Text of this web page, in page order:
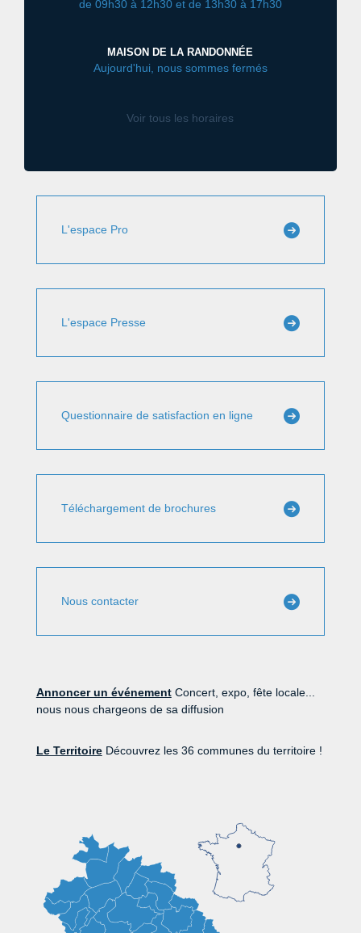
de 09h30 à 12h30 et de 13h30 à 17h30
MAISON DE LA RANDONNÉE
Aujourd'hui, nous sommes fermés
Voir tous les horaires
L'espace Pro
L'espace Presse
Questionnaire de satisfaction en ligne
Téléchargement de brochures
Nous contacter
Annoncer un événementConcert, expo, fête locale...
nous nous chargeons de sa diffusion
Le TerritoireDécouvrez les 36 communes du territoire !